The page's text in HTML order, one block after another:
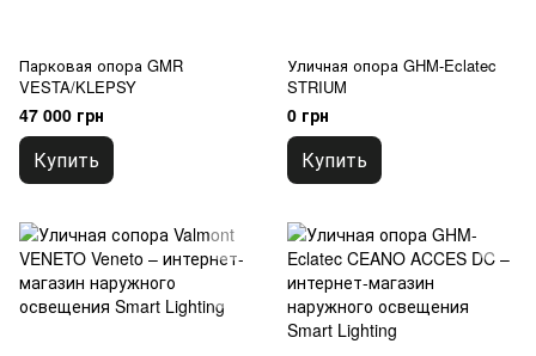
Парковая опора GMR
VESTA/KLEPSY
47 000 грн
Купить
Уличная опора GHM-Eclatec
STRIUM
0 грн
Купить